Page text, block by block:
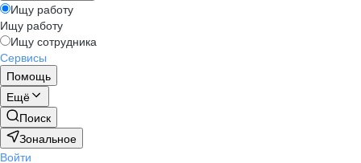
Ищу работу
Ищу работу
Ищу сотрудника
Сервисы
Помощь
Ещё
Поиск
Зональное
Войти